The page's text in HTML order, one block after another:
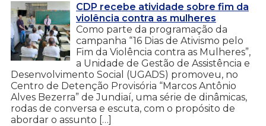
CDP recebe atividade sobre fim da
violência contra as mulheres
Como parte da programação da
campanha “16 Dias de Ativismo pelo
Fim da Violência contra as Mulheres”,
a Unidade de Gestão de Assistência e
Desenvolvimento Social (UGADS) promoveu, no
Centro de Detenção Provisória “Marcos Antônio
Alves Bezerra” de Jundiaí, uma série de dinâmicas,
rodas de conversa e escuta, com o propósito de
abordar o assunto […]